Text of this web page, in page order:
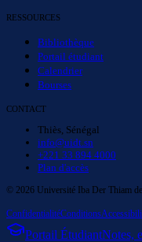
RESSOURCES
Bibliothèque
Portail étudiant
Calendrier
Bourses
CONTACT
Thiès, Sénégal
info@uidt.sn
+221 33 894 4000
Plan d'accès
© 2026 Université Iba Der Thiam
ConfidentialitéConditions
Portail ÉtudiantNotes,